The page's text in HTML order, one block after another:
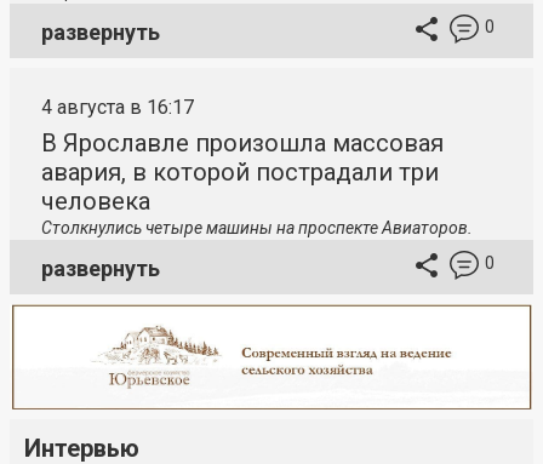
развернуть 0
4 августа в 16:17
В Ярославле произошла массовая
авария, в которой пострадали три
человека
Столкнулись четыре машины на проспекте Авиаторов.
развернуть 0
Интервью